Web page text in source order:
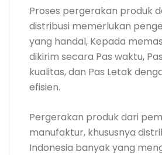
Proses pergerakan produk
distribusi memerlukan
yang handal, Kepada
dikirim secara Pas waktu,
kualitas, dan Pas Letak
efisien.
Pergerakan produk dari
manufaktur, khususnya
Indonesia banyak yang